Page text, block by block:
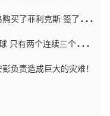
买了菲利克斯 签了7年
只有两个连续三个连续
负责造成巨大的灾难！